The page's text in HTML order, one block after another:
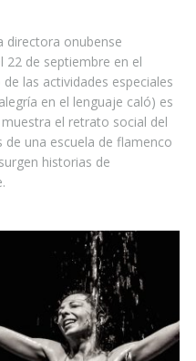
directora onubense
22 de septiembre en el
las actividades especiales
en el lenguaje caló) es
el retrato social del
de una escuela de flamenco
historias de